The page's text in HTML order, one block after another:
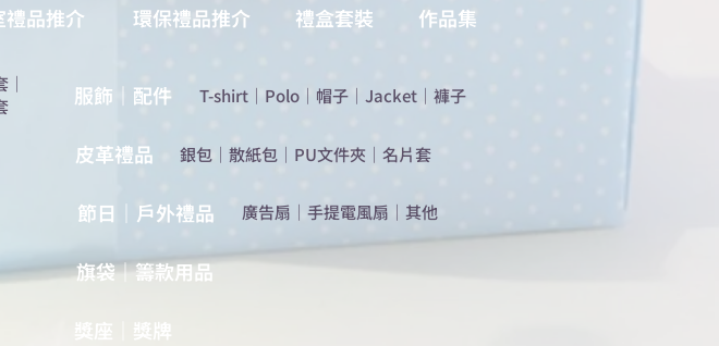
禮品推介 環保禮品推介 禮盒套裝 作品集
｜
服飾｜配件 T-shirt ｜ Polo ｜ 帽子 ｜ Jacket ｜ 褲子
​皮革禮品 ​銀包 ｜ 散紙包 ｜ PU文件夾 ｜ 名片套
節日｜戶外禮品 ​廣告扇 ｜ 手提電風扇 ｜ 其他
旗袋｜籌款用品
​獎座｜獎牌